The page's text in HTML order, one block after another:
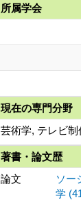
所属学会
現在の専門分野
芸術学, テレビ
著書・論文歴
論文
ソー
学